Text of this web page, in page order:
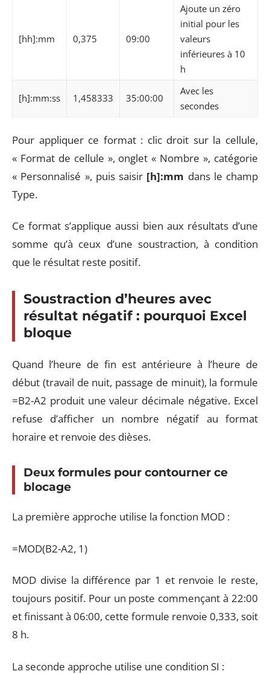
[hh]:mm 0,375 09:00
Ajoute un zéro
initial pour les
valeurs
inférieures à 10
h
[h]:mm:ss 1,458333 35:00:00
Avec les
secondes
Pour appliquer ce format : clic droit sur la cellule,
« Format de cellule », onglet « Nombre », catégorie
« Personnalisé », puis saisir [h]:mm dans le champ
Type.
Ce format s’applique aussi bien aux résultats d’une
somme qu’à ceux d’une soustraction, à condition
que le résultat reste positif.
Soustraction d’heures avec
résultat négatif : pourquoi Excel
bloque
Quand l’heure de fin est antérieure à l’heure de
début (travail de nuit, passage de minuit), la formule
=B2-A2 produit une valeur décimale négative. Excel
refuse d’afficher un nombre négatif au format
horaire et renvoie des dièses.
Deux formules pour contourner ce
blocage
La première approche utilise la fonction MOD :
=MOD(B2-A2, 1)
MOD divise la différence par 1 et renvoie le reste,
toujours positif. Pour un poste commençant à 22:00
et finissant à 06:00, cette formule renvoie 0,333, soit
8 h.
La seconde approche utilise une condition SI :